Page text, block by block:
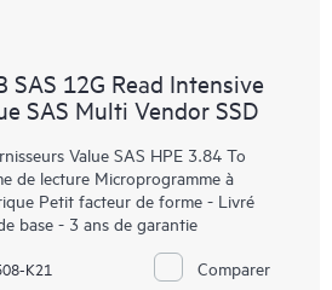
SAS 12G Read Intensive
SAS Multi Vendor SSD
Value SAS HPE 3.84 To
de lecture Microprogramme à
Petit facteur de forme - Livré
base - 3 ans de garantie
K21 Comparer